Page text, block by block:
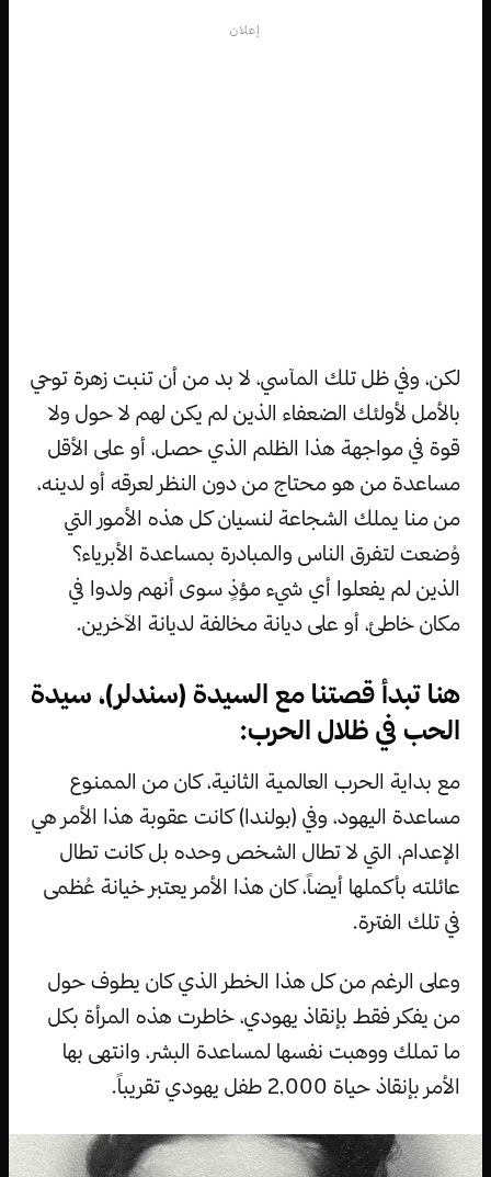
إعلان
لكن، وفي ظل تلك المآسي، لا بد من أن تنبت زهرة توحي
بالأمل لأولئك الضعفاء الذين لم يكن لهم لا حول ولا
قوة في مواجهة هذا الظلم الذي حصل، أو على الأقل
مساعدة من هو محتاج من دون النظر لعرقه أو لدينه،
من منا يملك الشجاعة لنسيان كل هذه الأمور التي
وُضعت لتفرق الناس والمبادرة بمساعدة الأبرياء؟
الذين لم يفعلوا أي شيء مؤذٍ سوى أنهم ولدوا في
مكان خاطئ، أو على ديانة مخالفة لديانة الآخرين.
هنا تبدأ قصتنا مع السيدة (سندلر)، سيدة
الحب في ظلال الحرب:
مع بداية الحرب العالمية الثانية، كان من الممنوع
مساعدة اليهود، وفي (بولندا) كانت عقوبة هذا الأمر هي
الإعدام، التي لا تطال الشخص وحده بل كانت تطال
عائلته بأكملها أيضاً، كان هذا الأمر يعتبر خيانة عُظمى
في تلك الفترة.
وعلى الرغم من كل هذا الخطر الذي كان يطوف حول
من يفكر فقط بإنقاذ يهودي، خاطرت هذه المرأة بكل
ما تملك ووهبت نفسها لمساعدة البشر، وانتهى بها
الأمر بإنقاذ حياة 2,000 طفل يهودي تقريباً.